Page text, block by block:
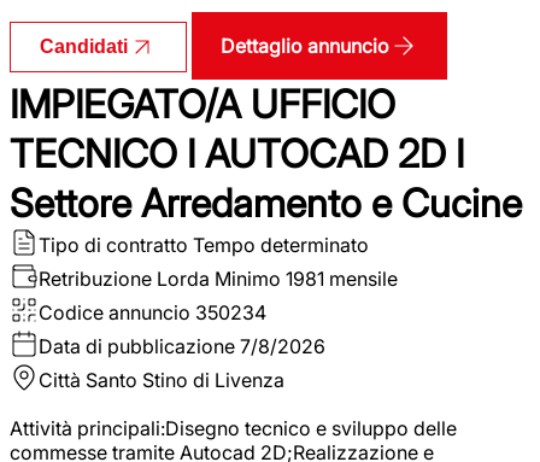
Candidati Dettaglio annuncio
IMPIEGATO/A UFFICIO
TECNICO I AUTOCAD 2D I
Settore Arredamento e Cucine
Tipo di contratto Tempo determinato
Retribuzione Lorda Minimo 1981 mensile
Codice annuncio 350234
Data di pubblicazione 7/8/2026
Città Santo Stino di Livenza
Attività principali:Disegno tecnico e sviluppo delle
commesse tramite Autocad 2D;Realizzazione e